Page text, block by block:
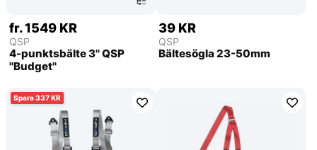
fr. 1549 KR
QSP
4-punktsbälte 3'' QSP
''Budget''
39 KR
QSP
Bältesögla 23-50mm
337